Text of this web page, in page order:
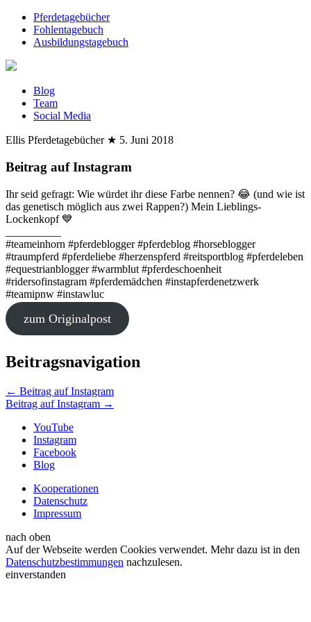
Pferdetagebücher
Fohlentagebuch
Ausbildungstagebuch
Blog
Team
Social Media
Ellis Pferdetagebücher ★ 5. Juni 2018
Beitrag auf Instagram
Ihr seid gefragt: Wie würdet ihr diese Farbe nennen? 😂 (und wie ist
das genetisch möglich aus zwei Rappen?) Mein Lieblings-
Lockenkopf 💙
#teameinhorn #pferdeblogger #pferdeblog #horseblogger
#traumpferd #pferdeliebe #herzenspferd #reitsportblog #pferdeleben
#equestrianblogger #warmblut #pferdeschoenheit
#ridersofinstagram #pferdemädchen #instapferdenetzwerk
#teamipnw #instawluc
zum Originalpost
Beitragsnavigation
← Beitrag auf Instagram
Beitrag auf Instagram →
YouTube
Instagram
Facebook
Blog
Kooperationen
Datenschutz
Impressum
nach oben
Auf der Webseite werden Cookies verwendet. Mehr dazu ist in den
Datenschutzbestimmungen nachzulesen.
einverstanden